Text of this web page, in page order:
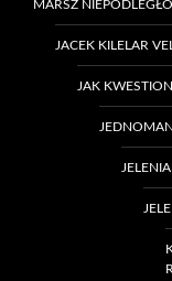
MARSZ
JACEK KILELAR
JAK